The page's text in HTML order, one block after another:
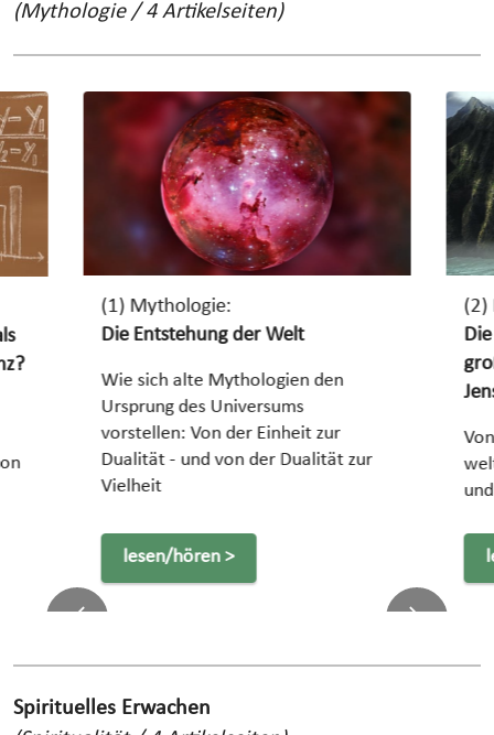
(Mythologie / 4 Artikelseiten)
(1) Mythologie:
Die Entstehung der Welt
Wie sich alte Mythologien den
Ursprung des Universums
vorstellen: Von der Einheit zur
Dualität - und von der Dualität zur
Vielheit
lesen/hören >
(2)
Spirituelles Erwachen